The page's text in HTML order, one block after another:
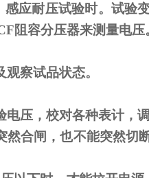
应耐压试验时。试验
阻容分压器来测量电压
察试品状态。
压，校对各种表计，调
然合闸，也不能突然切